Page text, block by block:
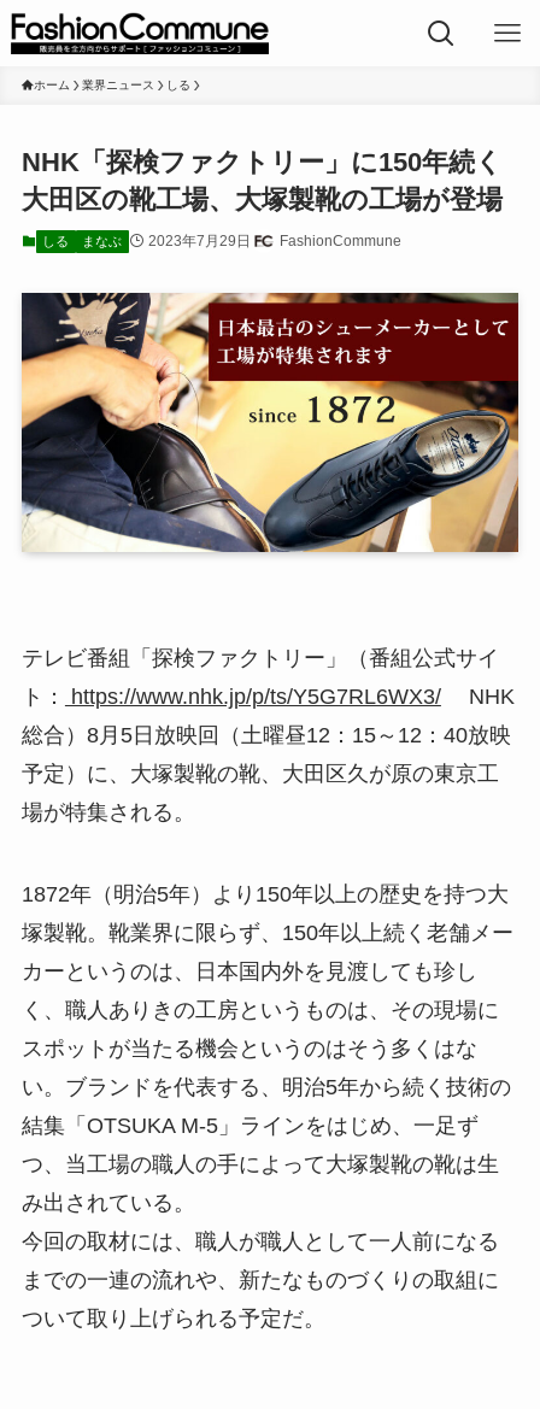
ホーム 業界ニュース しる
NHK「探検ファクトリー」に150年続く
大田区の靴工場、大塚製靴の工場が登場
しる まなぶ 2023年7月29日 FashionCommune
テレビ番組「探検ファクトリー」（番組公式サイ
ト：
https://www.nhk.jp/p/ts/Y5G7RL6WX3/NHK
総合）8月5日放映回（土曜昼12：15～12：40放映
予定）に、大塚製靴の靴、大田区久が原の東京工
場が特集される。
1872年（明治5年）より150年以上の歴史を持つ大
塚製靴。靴業界に限らず、150年以上続く老舗メー
カーというのは、日本国内外を見渡しても珍し
く、職人ありきの工房というものは、その現場に
スポットが当たる機会というのはそう多くはな
い。ブランドを代表する、明治5年から続く技術の
結集「OTSUKA M-5」ラインをはじめ、一足ず
つ、当工場の職人の手によって大塚製靴の靴は生
み出されている。
今回の取材には、職人が職人として一人前になる
までの一連の流れや、新たなものづくりの取組に
ついて取り上げられる予定だ。